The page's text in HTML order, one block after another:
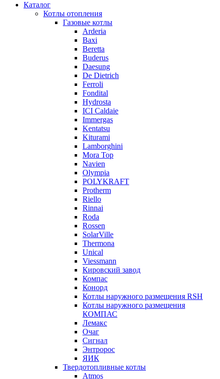
Каталог
Котлы отопления
Газовые котлы
Arderia
Baxi
Beretta
Buderus
Daesung
De Dietrich
Ferroli
Fondital
Hydrosta
ICI Caldaie
Immergas
Kentatsu
Kiturami
Lamborghini
Mora Top
Navien
Olympia
POLYKRAFT
Protherm
Riello
Rinnai
Roda
Rossen
SolarVille
Thermona
Unical
Viessmann
Кировский завод
Компас
Конорд
Котлы наружного размещения RSH
Котлы наружного размещения
КОМПАС
Лемакс
Очаг
Сигнал
Энтророс
ЯИК
Твердотопливные котлы
Atmos